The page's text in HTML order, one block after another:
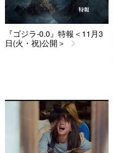
『ゴジラ-0.0』特報＜11月3
日(火・祝)公開＞